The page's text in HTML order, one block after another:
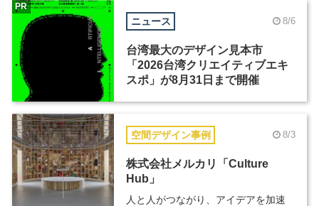
ニュース 8/6
台湾最大のデザイン見本市
「2026台湾クリエイティブエキ
スポ」が8月31日まで開催
PR
空間デザイン事例 8/3
株式会社メルカリ「Culture
Hub」
人と人がつながり、アイデアを加速